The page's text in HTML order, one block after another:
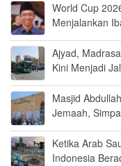
World Cup
Menjalankan
Ajyad,
Kini Menjadi
Masjid
Jemaah,
Ketika Arab
Indonesia